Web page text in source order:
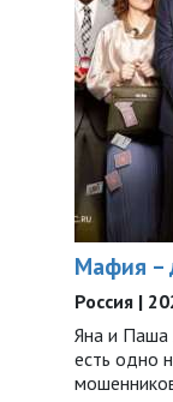
Мафия –
Россия |
Яна и Паша
есть одно